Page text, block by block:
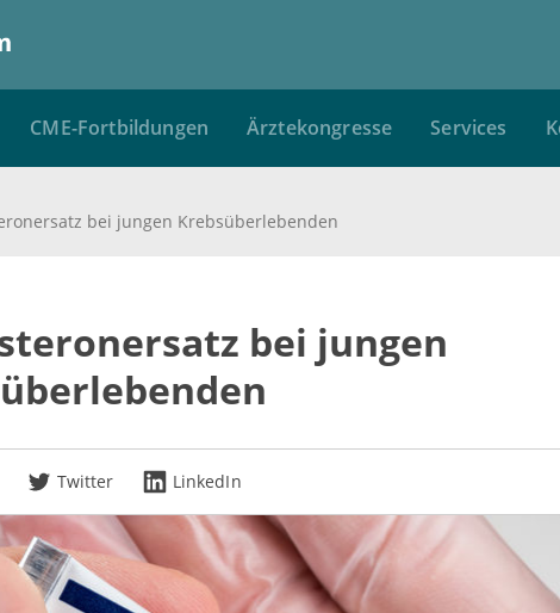
CME-Fortbildungen Ärztekongresse Services
bei jungen Krebsüberlebenden
bei jungen
Twitter LinkedIn